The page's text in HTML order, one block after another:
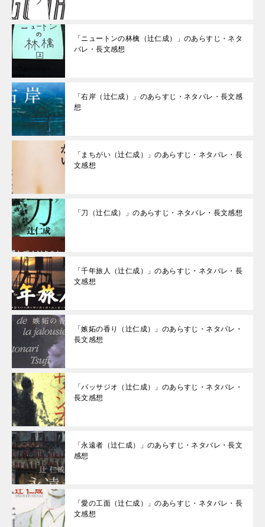
「ニュートンの林檎（辻仁成）」のあらすじ・ネタ
バレ・長文感想
「右岸（辻仁成）」のあらすじ・ネタバレ・長文感
想
「まちがい（辻仁成）」のあらすじ・ネタバレ・長
文感想
「刀（辻仁成）」のあらすじ・ネタバレ・長文感想
「千年旅人（辻仁成）」のあらすじ・ネタバレ・長
文感想
「嫉妬の香り（辻仁成）」のあらすじ・ネタバレ・
長文感想
「パッサジオ（辻仁成）」のあらすじ・ネタバレ・
長文感想
「永遠者（辻仁成）」のあらすじ・ネタバレ・長文
感想
「愛の工面（辻仁成）」のあらすじ・ネタバレ・長
文感想